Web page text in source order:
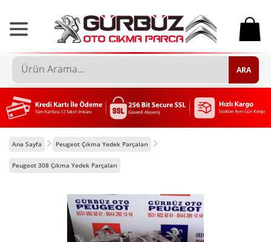
0
ARA
Ana Sayfa Peugeot Çıkma Yedek Parçaları
Peugeot 308 Çıkma Yedek Parçaları